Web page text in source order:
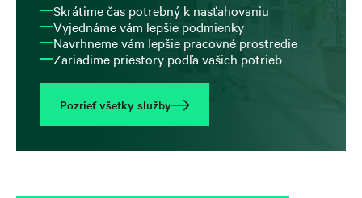
Skrátime čas potrebný k nasťahovaniu
Vyjednáme vám lepšie podmienky
Navrhneme vám lepšie pracovné prostredie
Zariadime priestory podľa vašich potrieb
Pozrieť všetky služby